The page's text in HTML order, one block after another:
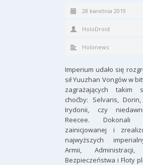
28 kwietnia 2019
HoloDroid
Holonews
Imperium udało się
sił Yuuzhan Vongów w
zagrażających takim
choćby: Selvaris,
Irydonii, czy
Reecee. Dokonali
zainicjowanej i
najwyższych
Armii, Administracji,
Bezpieczeństwa i Floty